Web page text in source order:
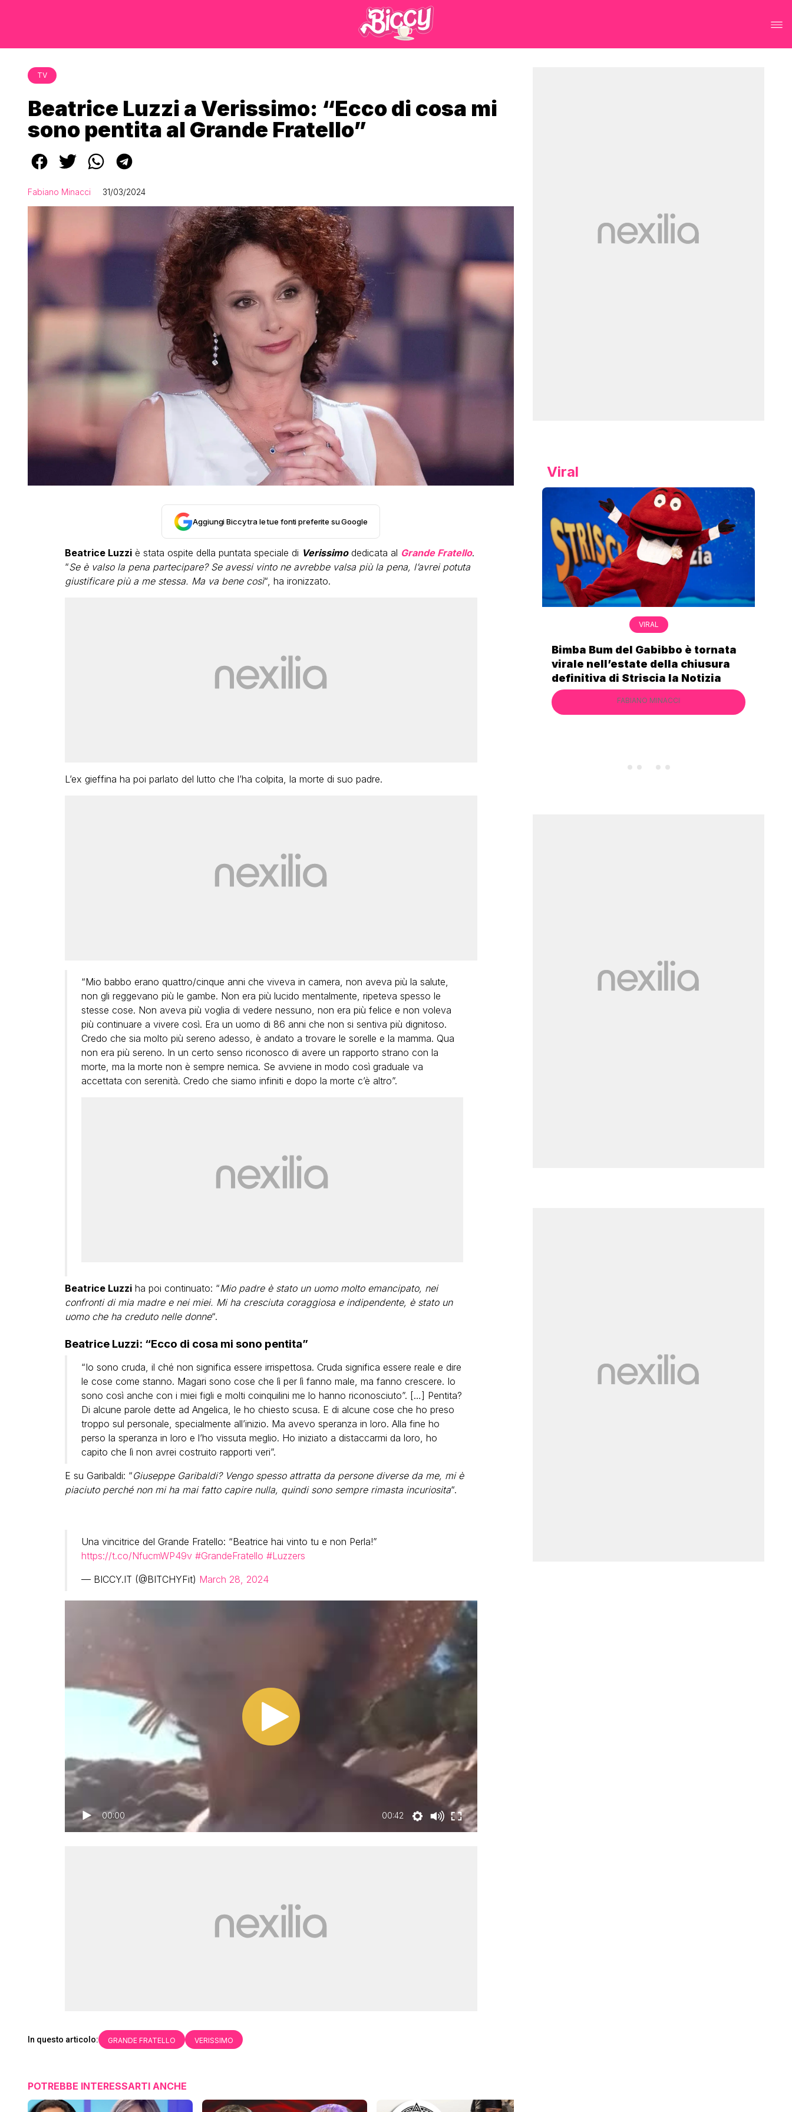
TV
Beatrice Luzzi a Verissimo: “Ecco di cosa mi
sono pentita al Grande Fratello”
Fabiano Minacci 31/03/2024
Aggiungi Biccy tra le tue fonti preferite su Google
Beatrice Luzziè stata ospite della puntata speciale di Verissimodedicata al Grande Fratello.
“Se è valso la pena partecipare? Se avessi vinto ne avrebbe valsa più la pena, l’avrei potuta
giustificare più a me stessa. Ma va bene così“, ha ironizzato.
L’ex gieffina ha poi parlato del lutto che l’ha colpita, la morte di suo padre.
“Mio babbo erano quattro/cinque anni che viveva in camera, non aveva più la salute,
non gli reggevano più le gambe. Non era più lucido mentalmente, ripeteva spesso le
stesse cose. Non aveva più voglia di vedere nessuno, non era più felice e non voleva
più continuare a vivere così. Era un uomo di 86 anni che non si sentiva più dignitoso.
Credo che sia molto più sereno adesso, è andato a trovare le sorelle e la mamma. Qua
non era più sereno. In un certo senso riconosco di avere un rapporto strano con la
morte, ma la morte non è sempre nemica. Se avviene in modo così graduale va
accettata con serenità. Credo che siamo infiniti e dopo la morte c’è altro”.
Beatrice Luzziha poi continuato: “Mio padre è stato un uomo molto emancipato, nei
confronti di mia madre e nei miei. Mi ha cresciuta coraggiosa e indipendente, è stato un
uomo che ha creduto nelle donne“.
Beatrice Luzzi: “Ecco di cosa mi sono pentita”
“Io sono cruda, il ché non significa essere irrispettosa. Cruda significa essere reale e dire
le cose come stanno. Magari sono cose che lì per lì fanno male, ma fanno crescere. Io
sono così anche con i miei figli e molti coinquilini me lo hanno riconosciuto”. […] Pentita?
Di alcune parole dette ad Angelica, le ho chiesto scusa. E di alcune cose che ho preso
troppo sul personale, specialmente all’inizio. Ma avevo speranza in loro. Alla fine ho
perso la speranza in loro e l’ho vissuta meglio. Ho iniziato a distaccarmi da loro, ho
capito che lì non avrei costruito rapporti veri”.
E su Garibaldi: “Giuseppe Garibaldi? Vengo spesso attratta da persone diverse da me, mi è
piaciuto perché non mi ha mai fatto capire nulla, quindi sono sempre rimasta incuriosita“.
Una vincitrice del Grande Fratello: “Beatrice hai vinto tu e non Perla!”
https://t.co/NfucmWP49v #GrandeFratello #Luzzers
— BICCY.IT (@BITCHYFit) March 28, 2024
00:00 00:42
In questo articolo: GRANDE FRATELLO VERISSIMO
POTREBBE INTERESSARTI ANCHE
Viral
compleanno con tutte le grandi
dive compie 15 anni: il video
VIRAL
Bimba Bum del Gabibbo è tornata
virale nell’estate della chiusura
definitiva di Striscia la Notizia
FABIANO MINACCI